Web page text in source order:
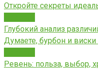
Откройте секреты
Глубокий анализ
Думаете, бурбон и
Ревень: польза, выбор,